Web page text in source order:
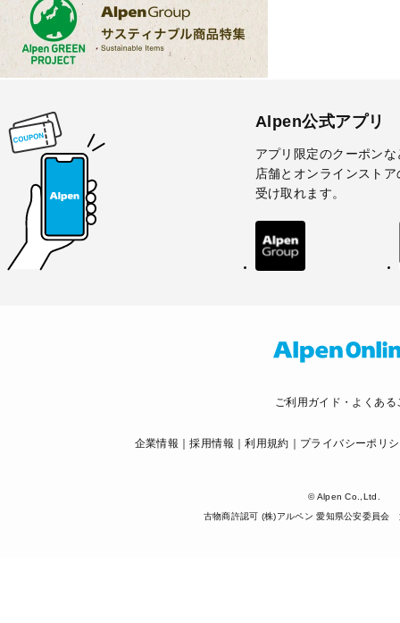
Alpen公式アプリ
アプリ限定のクーポンな
店舗とオンラインスト
受け取れます。
ご利用ガイド・よくある
企業情報 採用情報 利用規約 プライバシーポリ
© Alpen Co.,Ltd.
古物商許認可 (株)アルペン 愛知県公安委員